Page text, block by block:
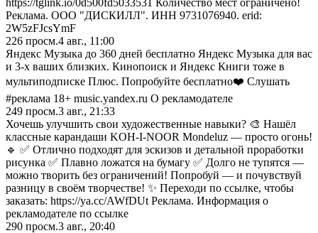
Реклама. ООО "ДИСКИЛЛ". ИНН 9731076940. erid:
2W5zFJcsYmF
226 просм.4 авг., 11:00
Яндекс Музыка до 360 дней бесплатно Яндекс Музыка для вас
и 3-х ваших близких. Кинопоиск и Яндекс Книги тоже в
мультиподписке Плюс. Попробуйте бесплатно❤️ Слушать
#реклама 18+ music.yandex.ru О рекламодателе
249 просм.3 авг., 21:33
Хочешь улучшить свои художественные навыки? 🎨 Нашёл
классные карандаши KOH-I-NOOR Mondeluz — просто огонь!
🔹 ✅ Отлично подходят для эскизов и детальной проработки
рисунка ✅ Плавно ложатся на бумагу ✅ Долго не тупятся —
можно творить без ограничений! Попробуй — и почувствуй
разницу в своём творчестве! ✨ Переходи по ссылке, чтобы
заказать: https://ya.cc/AWfDUt Реклама. Информация о
рекламодателе по ссылке
290 просм.3 авг., 20:40